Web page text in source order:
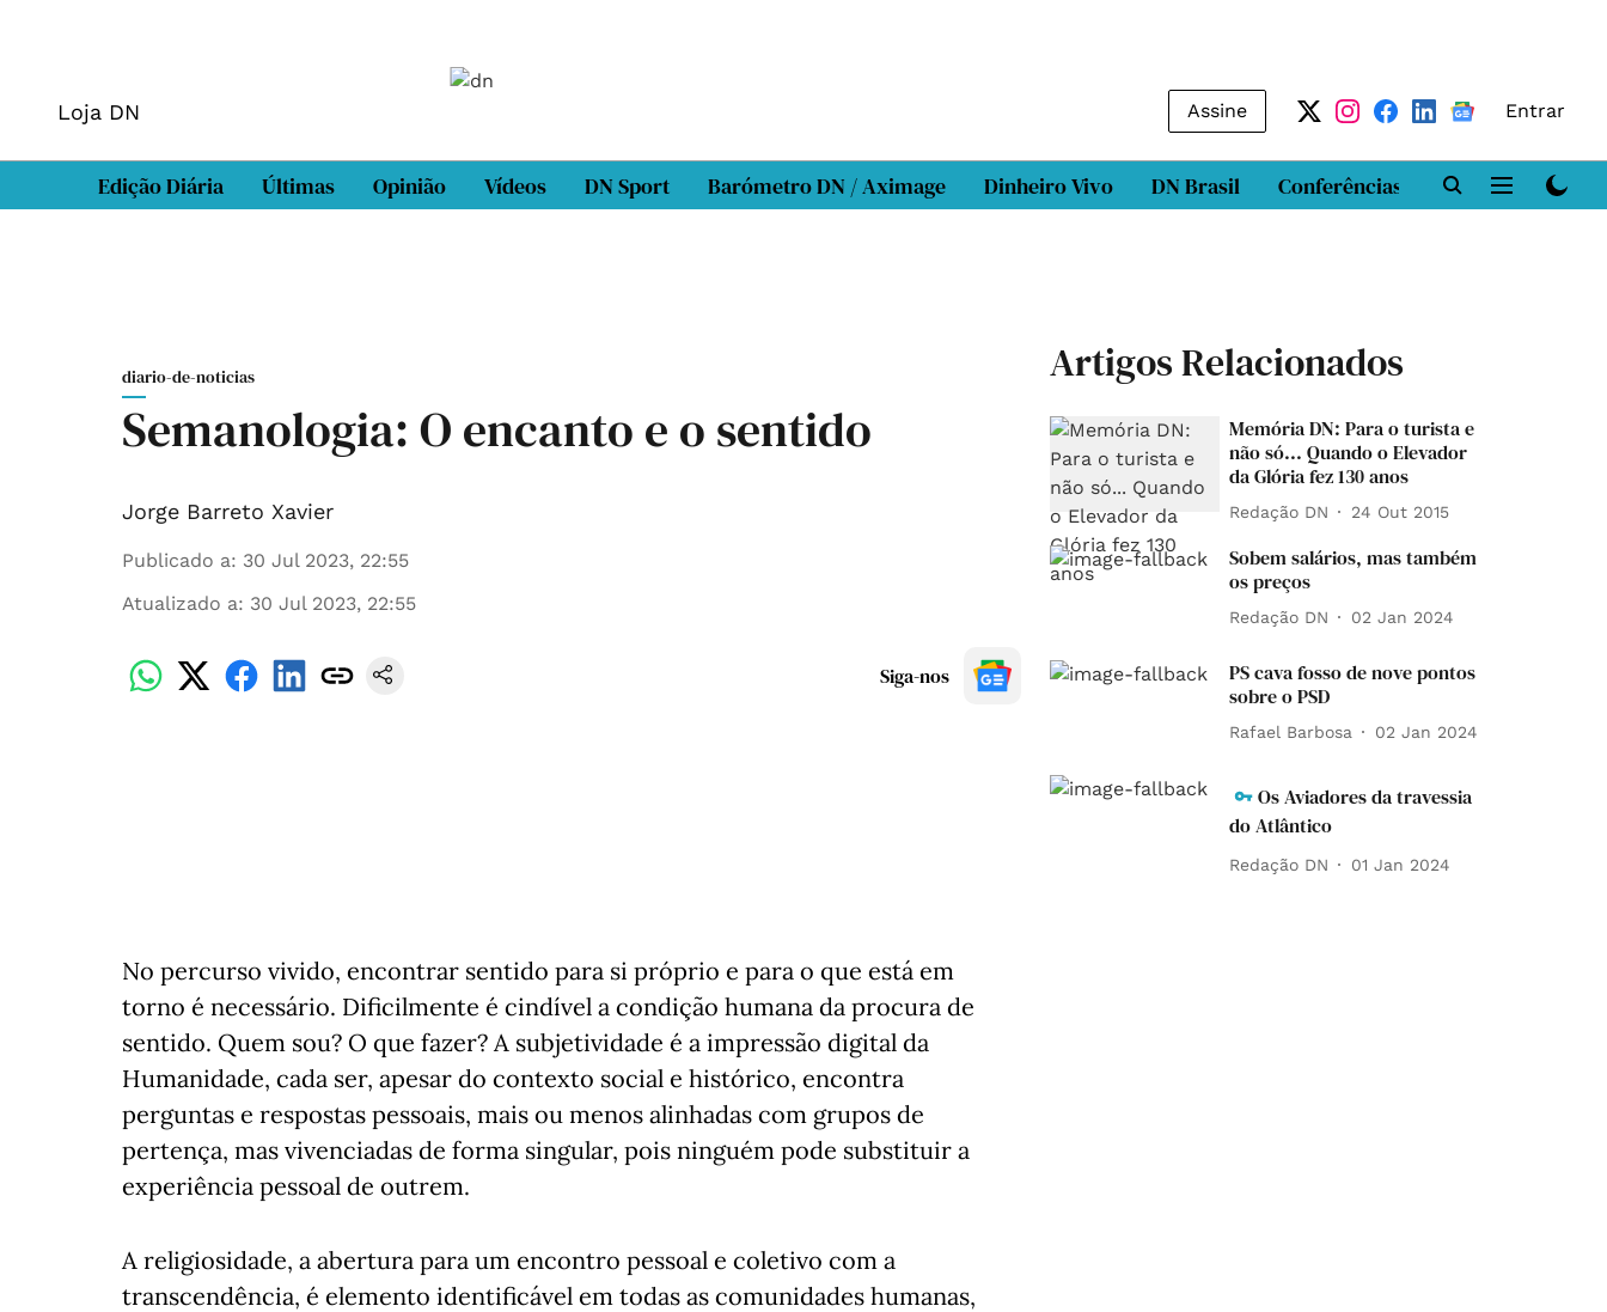
Loja DN Assine Entrar
Edição Diária Últimas Opinião Vídeos DN Sport Barómetro DN / Aximage Dinheiro Vivo DN Brasil Conferências DN LAB
diario-de-noticias
Semanologia: O encanto e o sentido
Jorge Barreto Xavier
Publicado a: 30 Jul 2023, 22:55
Atualizado a: 30 Jul 2023, 22:55
Siga-nos
No percurso vivido, encontrar sentido para si próprio e para o que está em
torno é necessário. Dificilmente é cindível a condição humana da procura de
sentido. Quem sou? O que fazer? A subjetividade é a impressão digital da
Humanidade, cada ser, apesar do contexto social e histórico, encontra
perguntas e respostas pessoais, mais ou menos alinhadas com grupos de
pertença, mas vivenciadas de forma singular, pois ninguém pode substituir a
experiência pessoal de outrem.
A religiosidade, a abertura para um encontro pessoal e coletivo com a
transcendência, é elemento identificável em todas as comunidades humanas,
Artigos Relacionados
Memória DN: Para o turista e
não só... Quando o Elevador
da Glória fez 130 anos
Redação DN 24 Out 2015
Sobem salários, mas também
os preços
Redação DN 02 Jan 2024
PS cava fosso de nove pontos
sobre o PSD
Rafael Barbosa 02 Jan 2024
Os Aviadores da travessia
do Atlântico
Redação DN 01 Jan 2024